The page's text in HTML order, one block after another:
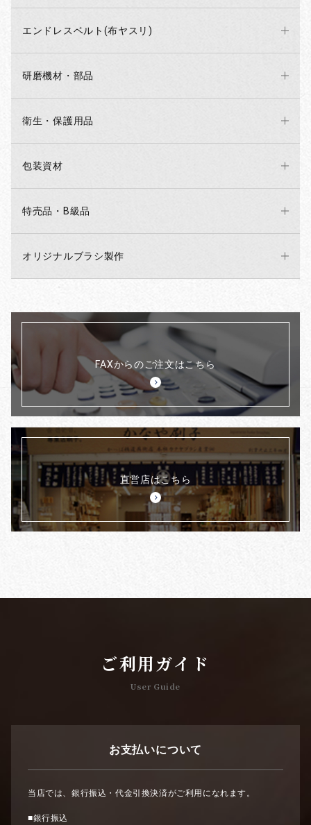
エンドレスベルト(布ヤスリ)
研磨機材・部品
衛生・保護用品
包装資材
特売品・B級品
オリジナルブラシ製作
FAXからのご注文はこちら
直営店はこちら
ご利用ガイド
User Guide
お支払いについて
当店では、銀行振込・代金引換決済がご利用になれます。
■銀行振込